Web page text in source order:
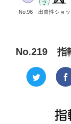
No.96 出血性ショッ
No.219 指